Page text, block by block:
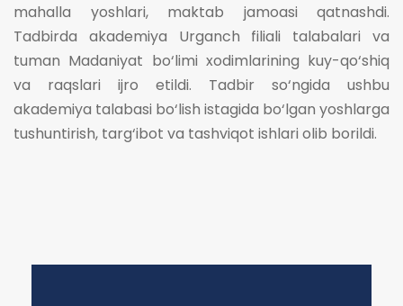
mahalla yoshlari, maktab jamoasi qatnashdi.
Tadbirda akademiya Urganch filiali talabalari va
tuman Madaniyat bo‘limi xodimlarining kuy-qo‘shiq
va raqslari ijro etildi. Tadbir so‘ngida ushbu
akademiya talabasi bo‘lish istagida bo‘lgan yoshlarga
tushuntirish, targ‘ibot va tashviqot ishlari olib borildi.